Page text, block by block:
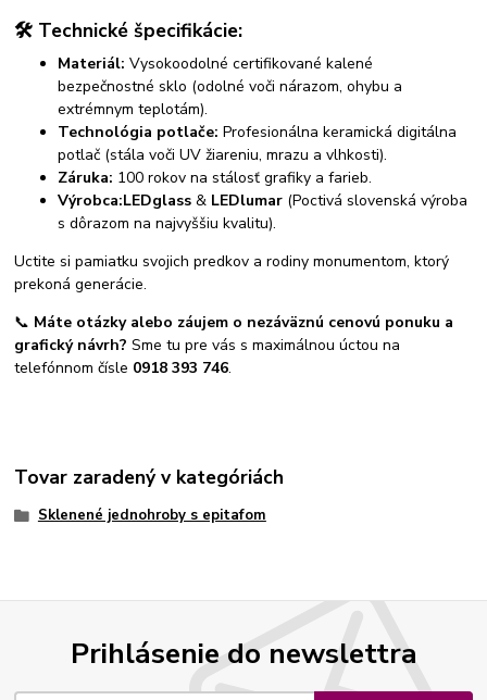
🛠️ Technické špecifikácie:
Materiál: Vysokoodolné certifikované kalené
bezpečnostné sklo (odolné voči nárazom, ohybu a
extrémnym teplotám).
Technológia potlače: Profesionálna keramická digitálna
potlač (stála voči UV žiareniu, mrazu a vlhkosti).
Záruka: 100 rokov na stálosť grafiky a farieb.
Výrobca:LEDglass & LEDlumar (Poctivá slovenská výroba
s dôrazom na najvyššiu kvalitu).
Uctite si pamiatku svojich predkov a rodiny monumentom, ktorý
prekoná generácie.
📞 Máte otázky alebo záujem o nezáväznú cenovú ponuku a
grafický návrh? Sme tu pre vás s maximálnou úctou na
telefónnom čísle 0918 393 746.
Tovar zaradený v kategóriách
Sklenené jednohroby s epitafom
Prihlásenie do newslettra